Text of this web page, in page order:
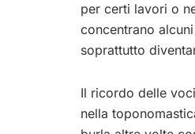
per certi lavori o
concentrano
soprattutto
Il ricordo delle
nella